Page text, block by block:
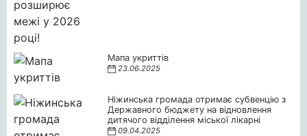
Мапа укриттів
23.06.2025
Ніжинська громада отримає субвенцію з
Державного бюджету на відновлення
дитячого відділення міської лікарні
09.04.2025